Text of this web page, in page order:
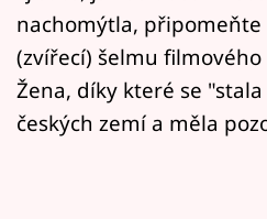
Přihlášení
Sledujte nás
nachomýtla, připomeňte
(zvířecí) šelmu filmového
Žena, díky které se
českých zemí a měla